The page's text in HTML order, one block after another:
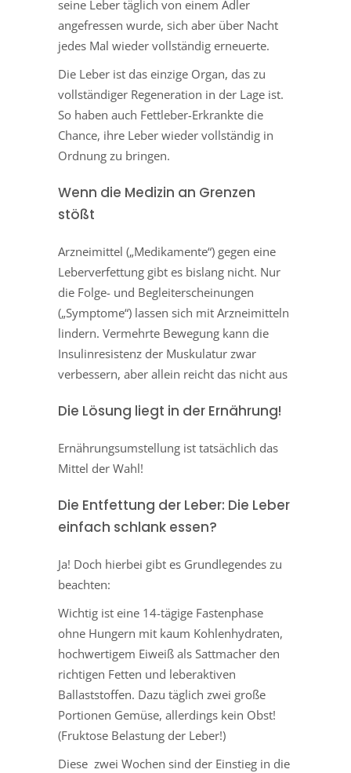
seine Leber täglich von einem Adler
angefressen wurde, sich aber über Nacht
jedes Mal wieder vollständig erneuerte.
Die Leber ist das einzige Organ, das zu
vollständiger Regeneration in der Lage ist.
So haben auch Fettleber-Erkrankte die
Chance, ihre Leber wieder vollständig in
Ordnung zu bringen.
Wenn die Medizin an Grenzen
stößt
Arzneimittel („Medikamente“) gegen eine
Leberverfettung gibt es bislang nicht. Nur
die Folge- und Begleiterscheinungen
(„Symptome“) lassen sich mit Arzneimitteln
lindern. Vermehrte Bewegung kann die
Insulinresistenz der Muskulatur zwar
verbessern, aber allein reicht das nicht aus
Die Lösung liegt in der Ernährung!
Ernährungsumstellung ist tatsächlich das
Mittel der Wahl!
Die Entfettung der Leber: Die Leber
einfach schlank essen?
Ja! Doch hierbei gibt es Grundlegendes zu
beachten:
Wichtig ist eine 14-tägige Fastenphase
ohne Hungern mit kaum Kohlenhydraten,
hochwertigem Eiweiß als Sattmacher den
richtigen Fetten und leberaktiven
Ballaststoffen. Dazu täglich zwei große
Portionen Gemüse, allerdings kein Obst!
(Fruktose Belastung der Leber!)
Diese zwei Wochen sind der Einstieg in die